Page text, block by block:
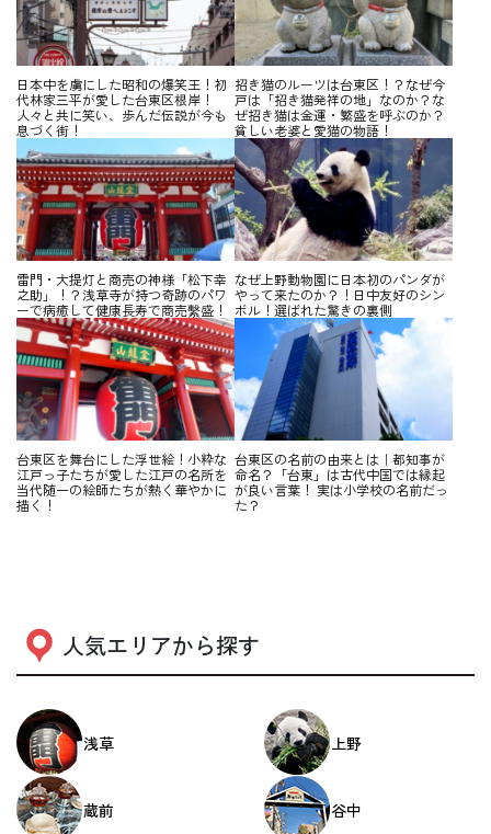
日本中を虜にした昭和の爆笑王！初
代林家三平が愛した台東区根岸！
人々と共に笑い、歩んだ伝説が今も
息づく街！
招き猫のルーツは台東区！？なぜ今
戸は「招き猫発祥の地」なのか？な
ぜ招き猫は金運・繁盛を呼ぶのか？
貧しい老婆と愛猫の物語！
雷門・大提灯と商売の神様「松下幸
之助」！？浅草寺が持つ奇跡のパワ
ーで病癒して健康長寿で商売繫盛！
なぜ上野動物園に日本初のパンダが
やって来たのか？！日中友好のシン
ボル！選ばれた驚きの裏側
台東区を舞台にした浮世絵！小粋な
江戸っ子たちが愛した江戸の名所を
当代随一の絵師たちが熱く華やかに
描く！
台東区の名前の由来とは｜都知事が
命名？「台東」は古代中国では縁起
が良い言葉！ 実は小学校の名前だっ
た？
人気エリアから探す
浅草 上野
蔵前 谷中